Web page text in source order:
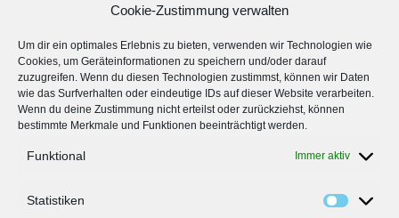
Cookie-Zustimmung verwalten
Um dir ein optimales Erlebnis zu bieten, verwenden wir Technologien wie
Cookies, um Geräteinformationen zu speichern und/oder darauf
zuzugreifen. Wenn du diesen Technologien zustimmst, können wir Daten
wie das Surfverhalten oder eindeutige IDs auf dieser Website verarbeiten.
Wenn du deine Zustimmung nicht erteilst oder zurückziehst, können
bestimmte Merkmale und Funktionen beeinträchtigt werden.
Funktional Immer aktiv
Statistiken